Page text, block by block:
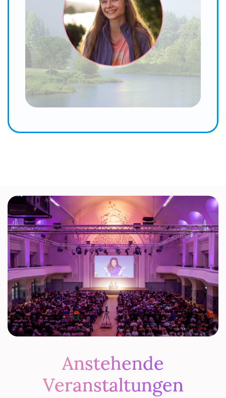
Anstehende
Veranstaltungen